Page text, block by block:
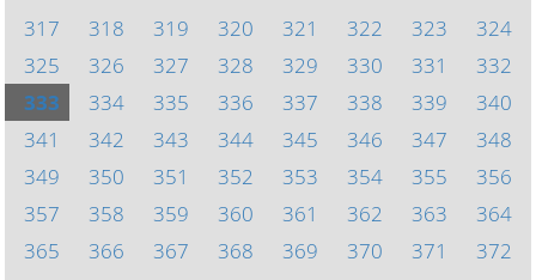
317
318 319 320 321 322 323
324
325
326 327 328 329 330 331
332
333
334 335 336 337 338 339
340
341
342 343 344 345 346 347
348
349
350 351 352 353 354 355
356
357
358 359 360 361 362 363
364
365
366 367 368 369 370 371
372